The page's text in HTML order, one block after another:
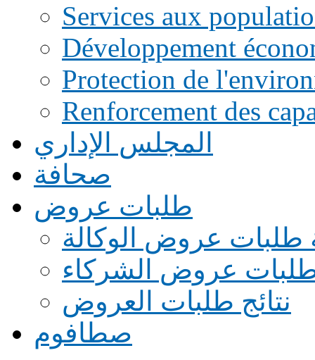
Services aux
Développement
Protection de
Renforcement des
المجلس الإداري
صحافة
طلبات عروض
طلبات عروض الوكالة
طلبات عروض الشركاء
نتائج طلبات العروض
صطافوم